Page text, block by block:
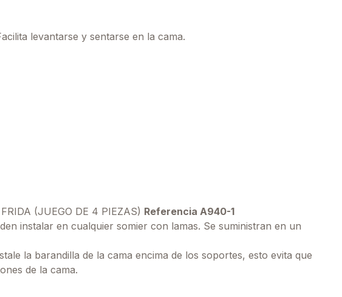
levantarse y sentarse en la cama.
(JUEGO DE 4 PIEZAS) Referencia A940-1
instalar en cualquier somier con lamas. Se suministran en un
la barandilla de la cama encima de los soportes, esto evita que
de la cama.